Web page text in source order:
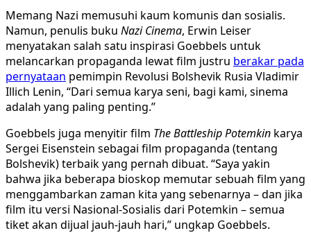
Memang Nazi memusuhi kaum komunis dan sosialis.
Namun, penulis buku Nazi Cinema, Erwin Leiser
menyatakan salah satu inspirasi Goebbels untuk
melancarkan propaganda lewat film justru berakar pada
pernyataan pemimpin Revolusi Bolshevik Rusia Vladimir
Illich Lenin, “Dari semua karya seni, bagi kami, sinema
adalah yang paling penting.”
Goebbels juga menyitir film The Battleship Potemkin karya
Sergei Eisenstein sebagai film propaganda (tentang
Bolshevik) terbaik yang pernah dibuat. “Saya yakin
bahwa jika beberapa bioskop memutar sebuah film yang
menggambarkan zaman kita yang sebenarnya – dan jika
film itu versi Nasional-Sosialis dari Potemkin – semua
tiket akan dijual jauh-jauh hari,” ungkap Goebbels.